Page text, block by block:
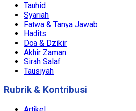
Tauhid
Syariah
Fatwa & Tanya Jawab
Hadits
Doa & Dzikir
Akhir Zaman
Sirah Salaf
Tausiyah
Rubrik & Kontribusi